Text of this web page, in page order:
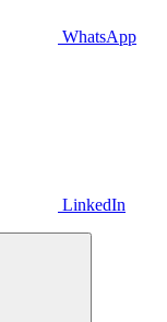
WhatsApp
LinkedIn